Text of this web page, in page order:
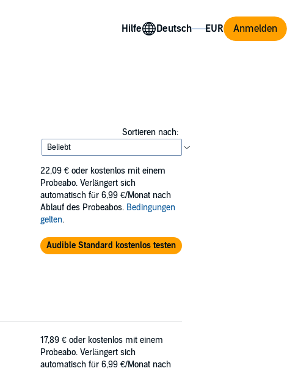
Hilfe Anmelden
Sortieren nach:
22,09 € oder kostenlos mit einem
Probeabo. Verlängert sich
automatisch für 6,99 €/Monat nach
Ablauf des Probeabos. Bedingungen
gelten.
Audible Standard kostenlos testen
17,89 € oder kostenlos mit einem
Probeabo. Verlängert sich
automatisch für 6,99 €/Monat nach